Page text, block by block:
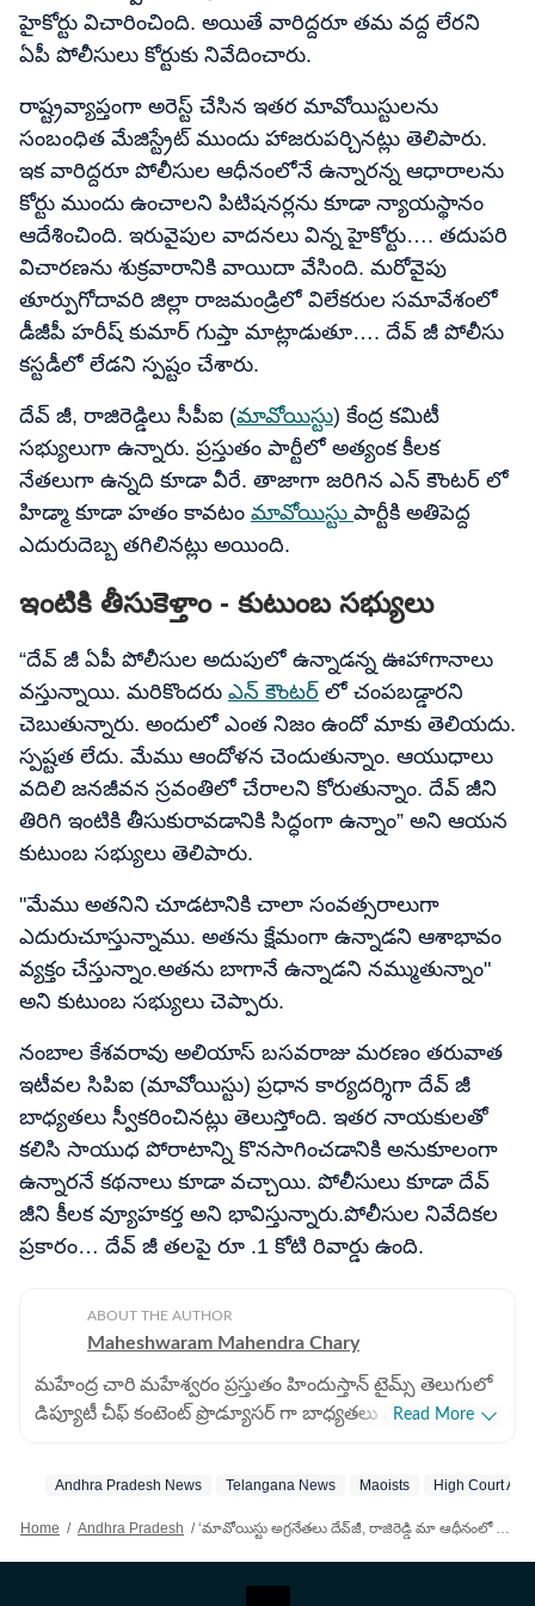
హైకోర్టు విచారించింది. అయితే వారిద్దరూ తమ వద్ద లేరని
ఏపీ పోలీసులు కోర్టుకు నివేదించారు.
రాష్ట్రవ్యాప్తంగా అరెస్ట్ చేసిన ఇతర మావోయిస్టులను
సంబంధిత మేజిస్ట్రేట్ ముందు హాజరుపర్చినట్లు తెలిపారు.
ఇక వారిద్దరూ పోలీసుల ఆధీనంలోనే ఉన్నారన్న ఆధారాలను
కోర్టు ముందు ఉంచాలని పిటిషనర్లను కూడా న్యాయస్థానం
ఆదేశించింది. ఇరువైపుల వాదనలు విన్న హైకోర్టు…. తదుపరి
విచారణను శుక్రవారానికి వాయిదా వేసింది. మరోవైపు
తూర్పుగోదావరి జిల్లా రాజమండ్రిలో విలేకరుల సమావేశంలో
డీజీపీ హరీష్ కుమార్ గుప్తా మాట్లాడుతూ…. దేవ్ జీ పోలీసు
కస్టడీలో లేడని స్పష్టం చేశారు.
దేవ్ జీ, రాజిరెడ్డిలు సీపీఐ (మావోయిస్టు) కేంద్ర కమిటీ
సభ్యులుగా ఉన్నారు. ప్రస్తుతం పార్టీలో అత్యంక కీలక
నేతలుగా ఉన్నది కూడా వీరే. తాజాగా జరిగిన ఎన్ కౌంటర్ లో
హిడ్మా కూడా హతం కావటం మావోయిస్టు పార్టీకి అతిపెద్ద
ఎదురుదెబ్బ తగిలినట్లు అయింది.
ఇంటికి తీసుకెెళ్తాం - కుటుంబ సభ్యులు
“దేవ్ జీ ఏపీ పోలీసుల అదుపులో ఉన్నాడన్న ఊహాగానాలు
వస్తున్నాయి. మరికొందరు ఎన్ కౌంటర్ లో చంపబడ్డారని
చెబుతున్నారు. అందులో ఎంత నిజం ఉందో మాకు తెలియదు.
స్పష్టత లేదు. మేము ఆందోళన చెందుతున్నాం. ఆయుధాలు
వదిలి జనజీవన స్రవంతిలో చేరాలని కోరుతున్నాం. దేవ్ జీని
తిరిగి ఇంటికి తీసుకురావడానికి సిద్ధంగా ఉన్నాం” అని ఆయన
కుటుంబ సభ్యులు తెలిపారు.
"మేము అతనిని చూడటానికి చాలా సంవత్సరాలుగా
ఎదురుచూస్తున్నాము. అతను క్షేమంగా ఉన్నాడని ఆశాభావం
వ్యక్తం చేస్తున్నాం.అతను బాగానే ఉన్నాడని నమ్ముతున్నాం"
అని కుటుంబ సభ్యులు చెప్పారు.
నంబాల కేశవరావు అలియాస్ బసవరాజు మరణం తరువాత
ఇటీవల సిపిఐ (మావోయిస్టు) ప్రధాన కార్యదర్శిగా దేవ్ జీ
బాధ్యతలు స్వీకరించినట్లు తెలుస్తోంది. ఇతర నాయకులతో
కలిసి సాయుధ పోరాటాన్ని కొనసాగించడానికి అనుకూలంగా
ఉన్నారనే కథనాలు కూడా వచ్చాయి. పోలీసులు కూడా దేవ్
జీని కీలక వ్యూహకర్త అని భావిస్తున్నారు.పోలీసుల నివేదికల
ప్రకారం… దేవ్ జీ తలపై రూ .1 కోటి రివార్డు ఉంది.
ABOUT THE AUTHOR
Maheshwaram Mahendra Chary
మహేంద్ర చారి మహేశ్వరం ప్రస్తుతం హిందుస్తాన్ టైమ్స్ తెలుగులో
డిప్యూటీ చీఫ్ కంటెంట్ ప్రొడ్యూసర్ గా బాధ్యతలు నిర్వర్తిస్తున్నారు.
సమాచారంతో పాటు ఆసక్తికరమైన కథనాలను అందిస్తారు. ఏపీ,
అర్థమయ్యే రీతిలో కథనాలను ఇవ్వటంలో ప్రత్యేక శైలి కలిగి
Read More
Andhra Pradesh News Telangana News Maoists High Court Ap
Home / Andhra Pradesh / ‘మావోయిస్టు అగ్రనేతలు దేవ్‌జీ, రాజిరెడ్డి మా ఆధీనంలో లేరు’ - హైకోర్టుకు తెలిపిన ఏపీ పోలీసులు